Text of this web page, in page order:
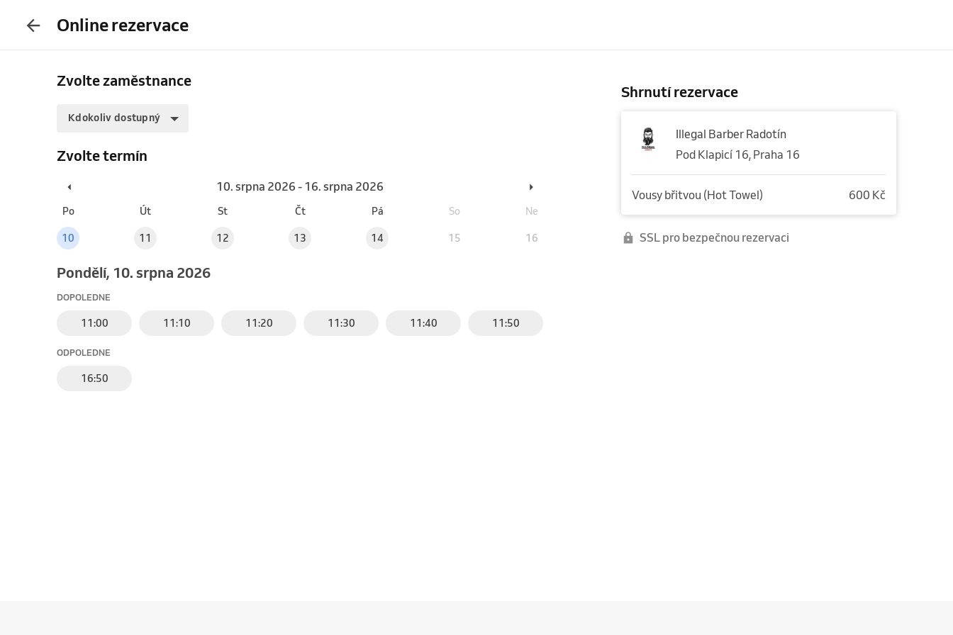
Online rezervace
Zvolte zaměstnance
Kdokoliv dostupný
Zvolte termín
10. srpna 2026 - 16. srpna 2026
Po Út St Čt Pá So Ne
10 11 12 13 14 15 16
pondělí, 10. srpna 2026
DOPOLEDNE
11:00 11:10 11:20 11:30 11:40 11:50
ODPOLEDNE
16:50
Shrnutí rezervace
Illegal Barber Radotín
Pod Klapicí 16, Praha 16
Vousy břitvou (Hot Towel) 600 Kč
SSL pro bezpečnou rezervaci